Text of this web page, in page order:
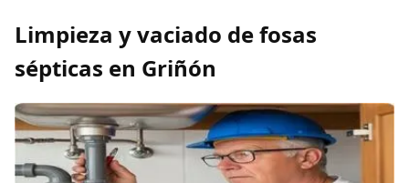
Limpieza y vaciado de fosas
sépticas en Griñón